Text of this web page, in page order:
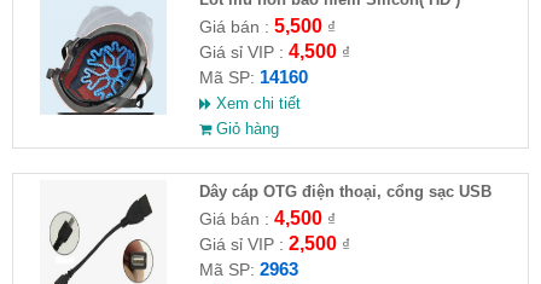
Giá bán : 5,500₫
Giá sỉ VIP : 4,500₫
Mã SP: 14160
Xem chi tiết
Giỏ hàng
Dây cáp OTG điện thoại, cổng sạc USB
Giá bán : 4,500₫
Giá sỉ VIP : 2,500₫
Mã SP: 2963